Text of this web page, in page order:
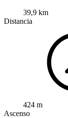
39,9 km
Distancia
424 m
Ascenso